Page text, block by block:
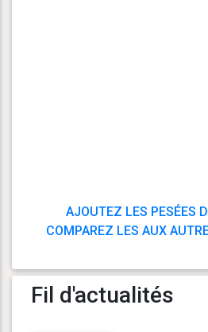
AJOUTEZ LES PESÉES
COMPAREZ LES AUX
Fil d'actualités